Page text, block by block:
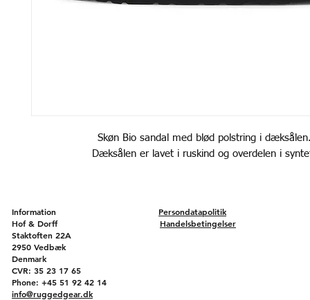
Skøn Bio sandal med blød polstring i
Dæksålen er lavet i ruskind og overdelen i
Information Persondatapolitik
Hof & Dorff Handelsbetingelser
Staktoften 22A
2950 Vedbæk
Denmark
CVR: 35 23 17 65
Phone: +45 51 92 42 14
info@ruggedgear.dk